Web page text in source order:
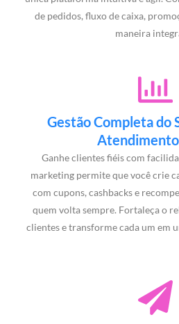
de pedidos, fluxo de caixa,
maneira
Gestão Completa do
Ganhe clientes fiéis com
marketing permite que você crie
com cupons, cashbacks e
quem volta sempre. Fortaleça o
clientes e transforme cada um em